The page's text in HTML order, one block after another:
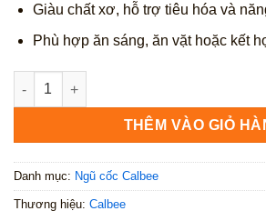
Giàu chất xơ, hỗ trợ tiêu hóa và
Phù hợp ăn sáng, ăn vặt hoặc kết
Calbee Walnut & Apple Flavor 700g số
THÊM VÀO GIỎ
Danh mục: Ngũ cốc Calbee
Thương hiệu: Calbee